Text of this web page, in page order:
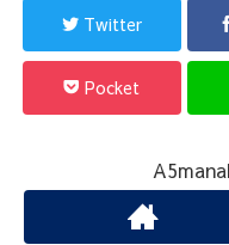
Twitter
Pocket